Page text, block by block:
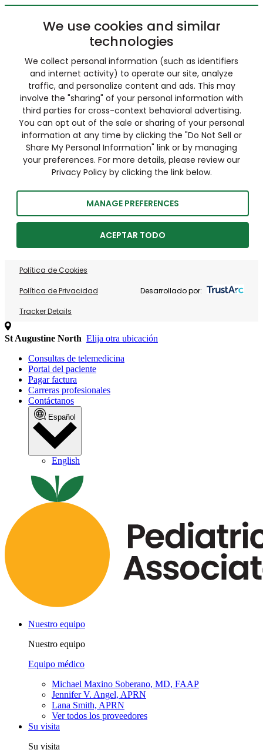
We use cookies and similar
technologies
We collect personal information (such as identifiers
and internet activity) to operate our site, analyze
traffic, and personalize content and ads. This may
involve the "sharing" of your personal information with
third parties for cross-context behavioral advertising.
You can opt out of the sale or sharing of your personal
information at any time by clicking the "Do Not Sell or
Share My Personal Information" link or by managing
your preferences. For more details, please review our
Privacy Policy by clicking the link below.
MANAGE PREFERENCES
ACEPTAR TODO
Política de Cookies
Política de Privacidad
Tracker Details
Desarrollado por:
St Augustine North Elija otra ubicación
Consultas de telemedicina
Portal del paciente
Pagar factura
Carreras profesionales
Contáctanos
Español
English
Nuestro equipo
Nuestro equipo
Equipo médico
Michael Maxino Soberano, MD, FAAP
Jennifer V. Angel, APRN
Lana Smith, APRN
Ver todos los proveedores
Su visita
Su visita